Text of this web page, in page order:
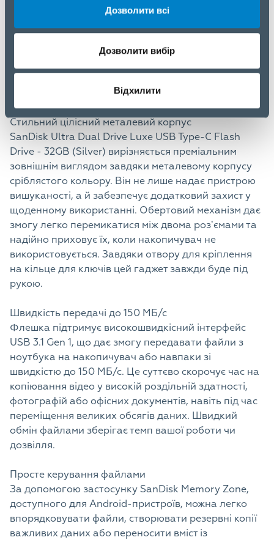
Дозволити всі
Дозволити вибір
Відхилити
компʼютерами попередніх поколінь. Це ідеальне
рішення для користувачів, які часто працюють з
різними типами техніки, зокрема смартфонами на
Android, MacBook, ПК з Windows або іншими
девайсами з OTG-підтримкою. Накопичувач
автоматично розпізнається пристроями без
потреби у додаткових драйверах.
Стильний цілісний металевий корпус
SanDisk Ultra Dual Drive Luxe USB Type-C Flash
Drive - 32GB (Silver) вирізняється преміальним
зовнішнім виглядом завдяки металевому корпусу
сріблястого кольору. Він не лише надає пристрою
вишуканості, а й забезпечує додатковий захист у
щоденному використанні. Обертовий механізм дає
змогу легко перемикатися між двома розʼємами та
надійно приховує їх, коли накопичувач не
використовується. Завдяки отвору для кріплення
на кільце для ключів цей гаджет завжди буде під
рукою.
Швидкість передачі до 150 МБ/с
Флешка підтримує високошвидкісний інтерфейс
USB 3.1 Gen 1, що дає змогу передавати файли з
ноутбука на накопичувач або навпаки зі
швидкістю до 150 МБ/с. Це суттєво скорочує час на
копіювання відео у високій роздільній здатності,
фотографій або офісних документів, навіть під час
переміщення великих обсягів даних. Швидкий
обмін файлами зберігає темп вашої роботи чи
дозвілля.
Просте керування файлами
За допомогою застосунку SanDisk Memory Zone,
доступного для Android-пристроїв, можна легко
впорядковувати файли, створювати резервні копії
важливих даних або переносити вміст із